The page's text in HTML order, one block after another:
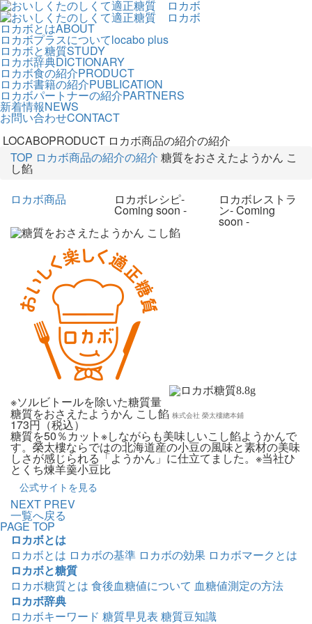
ロカボとはABOUT
ロカボプラスについてlocabo plus
ロカボと糖質STUDY
ロカボ辞典DICTIONARY
ロカボ食の紹介PRODUCT
ロカボ書籍の紹介PUBLICATION
ロカボパートナーの紹介PARTNERS
新着情報NEWS
お問い合わせCONTACT
LOCABOPRODUCT ロカボ商品の紹介の紹介
TOP ロカボ商品の紹介の紹介 糖質をおさえたようかん こ
し餡
ロカボ商品
ロカボレシピ-
Coming soon -
ロカボレストラ
ン- Coming
soon -
8.8g
※ソルビトールを除いた糖質量
糖質をおさえたようかん こし餡 株式会社 榮太樓總本鋪
173円（税込）
糖質を50％カット※しながらも美味しいこし餡ようかんで
す。榮太樓ならではの北海道産の小豆の風味と素材の美味
しさが感じられる「ようかん」に仕立てました。※当社ひ
とくち煉羊羹小豆比
公式サイトを見る
NEXT PREV
一覧へ戻る
PAGE TOP
ロカボとは
ロカボとは ロカボの基準 ロカボの効果 ロカボマークとは
ロカボと糖質
ロカボ糖質とは 食後血糖値について 血糖値測定の方法
ロカボ辞典
ロカボキーワード 糖質早見表 糖質豆知識